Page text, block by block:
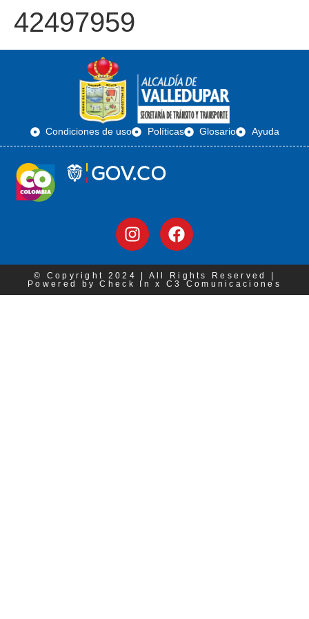
42497959
Condiciones de uso Políticas Glosario Ayuda
© Copyright 2024 | All Rights Reserved |
Powered by Check In x C3 Comunicaciones